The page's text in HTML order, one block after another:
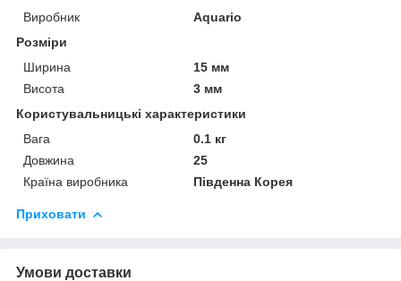
Виробник
Aquario
Розміри
Ширина
15 мм
Висота
3 мм
Користувальницькі характеристики
Вага
0.1 кг
Довжина
25
Країна виробника
Південна Корея
Приховати
Умови доставки